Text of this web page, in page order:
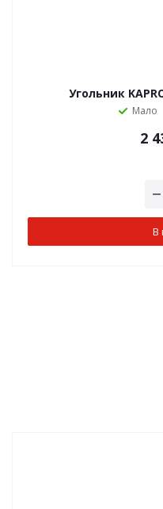
Угольник
Мало
2
В